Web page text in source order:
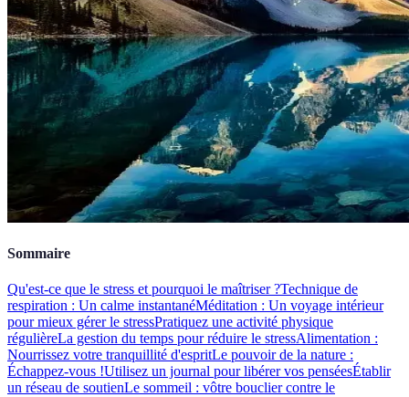
Sommaire
Qu'est-ce que le stress et pourquoi le maîtriser ?Technique de
respiration : Un calme instantanéMéditation : Un voyage intérieur
pour mieux gérer le stressPratiquez une activité physique
régulièreLa gestion du temps pour réduire le stressAlimentation :
Nourrissez votre tranquillité d'espritLe pouvoir de la nature :
Échappez-vous !Utilisez un journal pour libérer vos penséesÉtablir
un réseau de soutienLe sommeil : vôtre bouclier contre le